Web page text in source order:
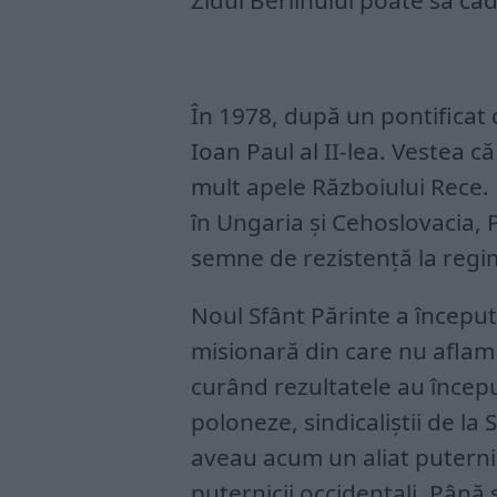
În 1978, după un pontificat
Ioan Paul al II-lea. Vestea
mult apele Războiului
în Ungaria și
semne de rezistență la
Noul Sfânt Părinte a
misionară din care nu
curând rezultatele au
poloneze, sindicaliștii de la
aveau acum un aliat